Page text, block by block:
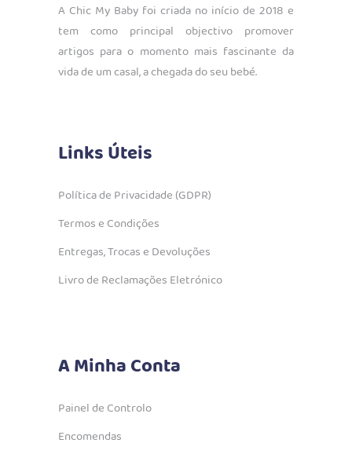
A Chic My Baby foi criada no início de 2018 e
tem como principal objectivo promover
artigos para o momento mais fascinante da
vida de um casal, a chegada do seu bebé.
Links Úteis
Política de Privacidade (GDPR)
Termos e Condições
Entregas, Trocas e Devoluções
Livro de Reclamações Eletrónico
A Minha Conta
Painel de Controlo
Encomendas